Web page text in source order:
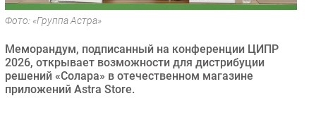
Инновации
Гаджеты
Здоровье
Фото: «Группа Астра»
Меморандум, подписанный на конференции ЦИПР
2026, открывает возможности для дистрибуции
решений «Солара» в отечественном магазине
приложений Astra Store.